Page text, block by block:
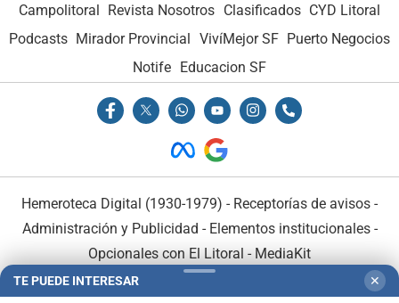
Campolitoral Revista Nosotros Clasificados CYD Litoral
Podcasts Mirador Provincial VivíMejor SF Puerto Negocios
Notife Educacion SF
Hemeroteca Digital (1930-1979) - Receptorías de avisos -
Administración y Publicidad - Elementos institucionales-
Opcionales con El Litoral - MediaKit
TE PUEDE INTERESAR ✕